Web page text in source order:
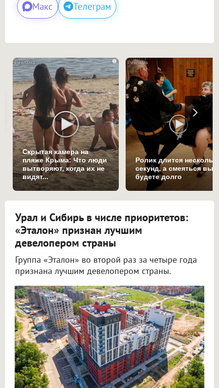
Макс Телеграм
i
Скрытая камера на
пляже Крыма: Что люди
вытворяют, когда их не
видят...
Ролик длится
секунд, а смеяться вы
будете долго
Урал и Сибирь в числе приоритетов:
«Эталон» признан лучшим
девелопером страны
Группа «Эталон» во второй раз за четыре года
признана лучшим девелопером страны.